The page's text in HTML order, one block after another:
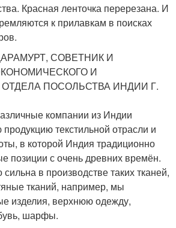
Красная ленточка перерезана. И
к прилавкам в поисках
СОВЕТНИК И
И
ПОСОЛЬСТВА ИНДИИ Г.
компании из Индии
текстильной отрасли и
в которой Индия традиционно
позиции с очень древних времён.
в производстве таких тканей,
тканий, например, мы
изделия, верхнюю одежду,
шарфы.